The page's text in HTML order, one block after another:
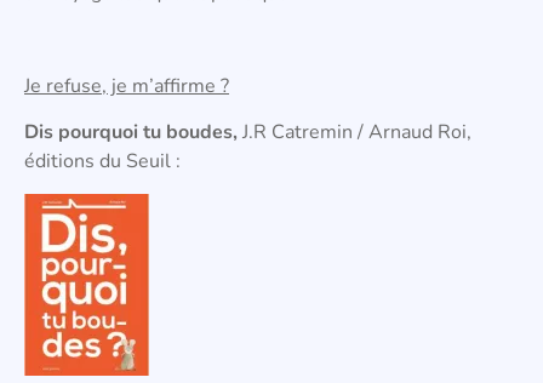
Je refuse, je m’affirme ?
Dis pourquoi tu boudes, J.R Catremin / Arnaud Roi,
éditions du Seuil :